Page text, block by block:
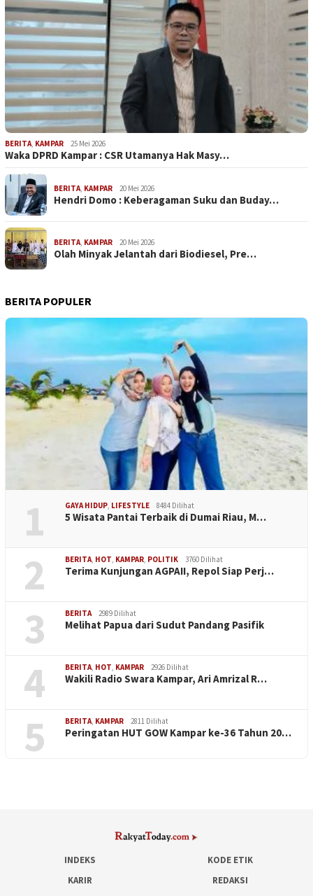
BERITA, KAMPAR 25 Mei 2026
Waka DPRD Kampar : CSR Utamanya Hak Masy…
BERITA, KAMPAR 20 Mei 2026
Hendri Domo : Keberagaman Suku dan Buday…
BERITA, KAMPAR 20 Mei 2026
Olah Minyak Jelantah dari Biodiesel, Pre…
BERITA POPULER
1 GAYA HIDUP LIFESTYLE 8484 Dilihat
5 Wisata Pantai Terbaik di Dumai Riau, M…
2 BERITA HOT KAMPAR POLITIK 3760 Dilihat
Terima Kunjungan AGPAII, Repol Siap Perj…
3 BERITA 2989 Dilihat
Melihat Papua dari Sudut Pandang Pasifik
4 BERITA HOT KAMPAR 2926 Dilihat
Wakili Radio Swara Kampar, Ari Amrizal R…
5 BERITA KAMPAR 2811 Dilihat
Peringatan HUT GOW Kampar ke-36 Tahun 20…
INDEKS
KODE ETIK
KARIR
REDAKSI